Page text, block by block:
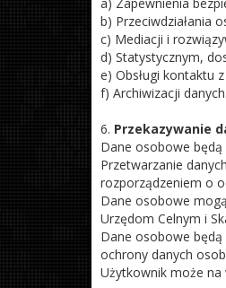
b) Przeciwdziałania
c) Mediacji i
d) Statystycznym,
e) Obsługi kontaktu
f) Archiwizacji danych.
6. Przekazywanie
Dane osobowe będą
Przetwarzanie
rozporządzeniem o
Dane osobowe
Urzędom Celnym i
Dane osobowe
ochrony danych
Użytkownik może na